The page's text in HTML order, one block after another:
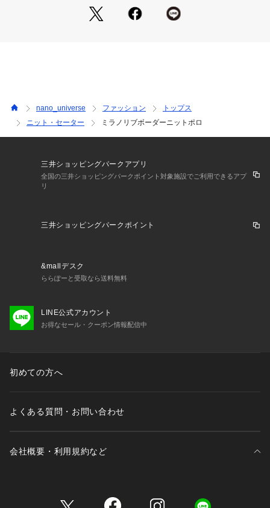
nano_universe ファッション
トップス
ニット・セーター
ミラノリブボーダーニットポロ
三井ショッピングパークアプリ
全国の三井ショッピングパークポイント対象施設でご利用できるアプ
リ
三井ショッピングパークポイント
&mallデスク
ららぽーと受取なら送料無料
LINE公式アカウント
お得なセール・クーポン情報配信中
初めての方へ
よくある質問・お問い合わせ
会社概要・利用規約など